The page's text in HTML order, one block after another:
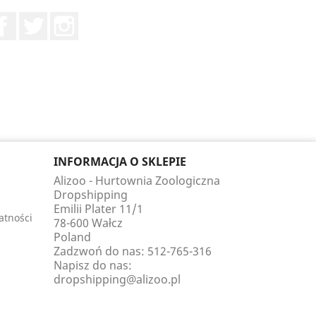
INFORMACJA O SKLEPIE
Alizoo - Hurtownia Zoologiczna
Dropshipping
Emilii Plater 11/1
78-600 Wałcz
Poland
Zadzwoń do nas: 512-765-316
Napisz do nas:
dropshipping@alizoo.pl